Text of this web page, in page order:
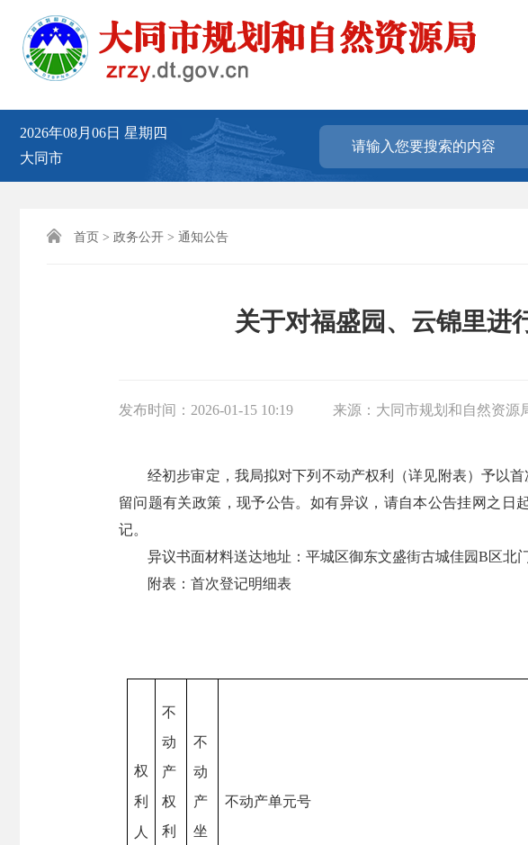
2026年08月06日 星期四
大同市
 首页 > 政务公开 > 通知公告
关于对福盛园、云锦里进
发布时间： 2026-01-15 10:19 来源： 大同市规划和自然资源
经初步审定，我局拟对下列不动产权利（详见附表）予以
留问题有关政策，现予公告。如有异议，请自本公告挂网之日
记。
异议书面材料送达地址：平城区御东文盛街古城佳园B区北
附表：首次登记明细表
权
利
人
不
动
产
权
利
不
动
产
坐
不动产单元号